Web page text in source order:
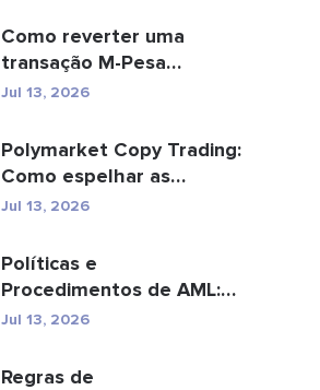
Como reverter uma
transação M-Pesa
enviada por engano
Jul 13, 2026
Polymarket Copy Trading:
Como espelhar as
principais carteiras com...
Jul 13, 2026
Políticas e
Procedimentos de AML:
Um Guia Completo de
Jul 13, 2026
Regras de